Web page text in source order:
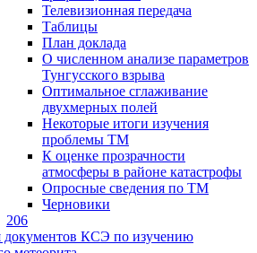
Телевизионная передача
Таблицы
План доклада
О численном анализе параметров
Тунгусского взрыва
Оптимальное сглаживание
двухмерных полей
Некоторые итоги изучения
проблемы ТМ
К оценке прозрачности
атмосферы в районе катастрофы
Опросные сведения по ТМ
Черновики
206
документов КСЭ по изучению